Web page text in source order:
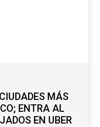
MÁS
ENTRA AL
EN UBER